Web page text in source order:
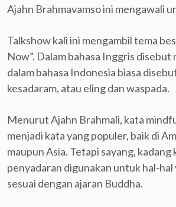
Ajahn Brahmavamso ini mengawali
Talkshow kali ini mengambil tema
Now”. Dalam bahasa Inggris disebut
dalam bahasa Indonesia biasa
kesadaram, atau eling dan waspada.
Menurut Ajahn Brahmali, kata
menjadi kata yang populer, baik di
maupun Asia. Tetapi sayang, kadang
penyadaran digunakan untuk hal-
sesuai dengan ajaran Buddha.